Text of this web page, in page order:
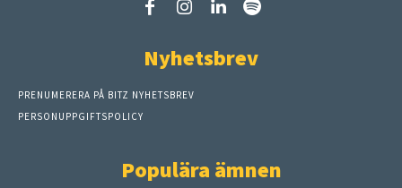
Nyhetsbrev
PRENUMERERA PÅ BITZ NYHETSBREV
PERSONUPPGIFTSPOLICY
Populära ämnen